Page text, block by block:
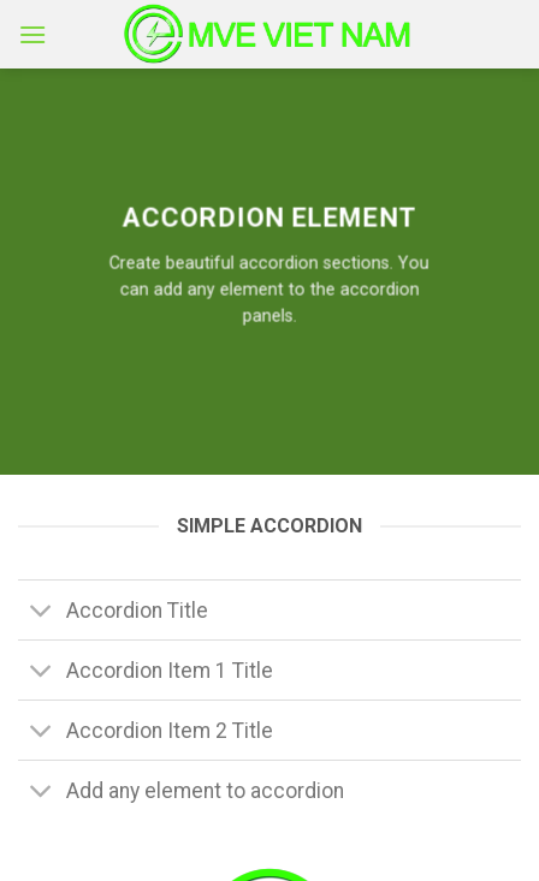
content
ACCORDION ELEMENT
Create beautiful accordion sections. You
can add any element to the accordion
panels.
SIMPLE ACCORDION
Accordion Title
Accordion Item 1 Title
Accordion Item 2 Title
Add any element to accordion